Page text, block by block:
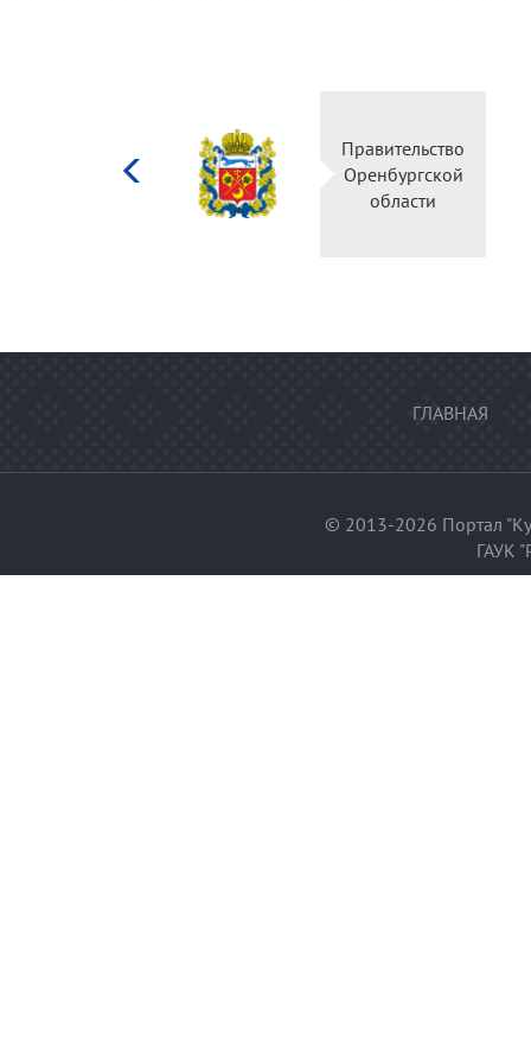
культуры
Российской
Правительство
Оренбургской
области
ГЛАВНАЯ
© 2013-2026 Портал
ГАУК